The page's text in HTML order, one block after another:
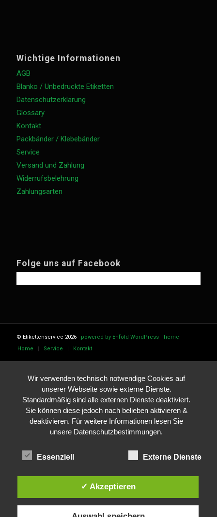
Wichtige Informationen
AGB
Blanko / Unbedruckte Etiketten
Datenschutzerklärung
Glossary
Kontakt
Packbänder / Klebebänder
Service
Versand und Zahlung
Widerrufsbelehrung
Zahlungsarten
Folge uns auf Facebook
© Etikettenservice 2026 - powered by Enfold WordPress Theme
Home
Service Kontakt
Wir verwenden technisch notwendige Cookies auf
unserer Webseite sowie externe Dienste.
Standardmäßig sind alle externen Dienste deaktiviert.
Sie können diese jedoch nach belieben aktivieren &
deaktivieren. Für weitere Informationen lesen Sie
unsere Datenschutzbestimmungen.
Essenziell Externe Dienste
✓ Akzeptieren